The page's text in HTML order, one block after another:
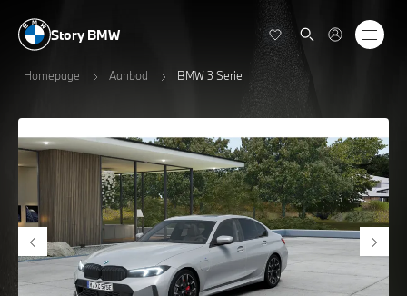
Story BMW
Homepage Aanbod BMW 3 Serie